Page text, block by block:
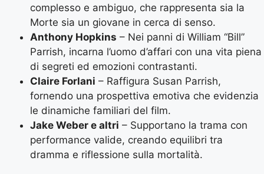
complesso e ambiguo, che rappresenta sia la
Morte sia un giovane in cerca di senso.
Anthony Hopkins – Nei panni di William “Bill”
Parrish, incarna l’uomo d’affari con una vita piena
di segreti ed emozioni contrastanti.
Claire Forlani – Raffigura Susan Parrish,
fornendo una prospettiva emotiva che evidenzia
le dinamiche familiari del film.
Jake Weber e altri – Supportano la trama con
performance valide, creando equilibri tra
dramma e riflessione sulla mortalità.